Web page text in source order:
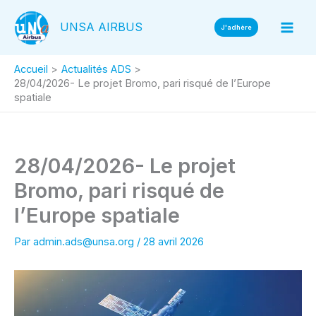
contenu
UNSA AIRBUS J'adhère
Accueil
Actualités ADS
28/04/2026- Le projet Bromo, pari risqué de l’Europe
spatiale
28/04/2026- Le projet
Bromo, pari risqué de
l’Europe spatiale
Par admin.ads@unsa.org / 28 avril 2026